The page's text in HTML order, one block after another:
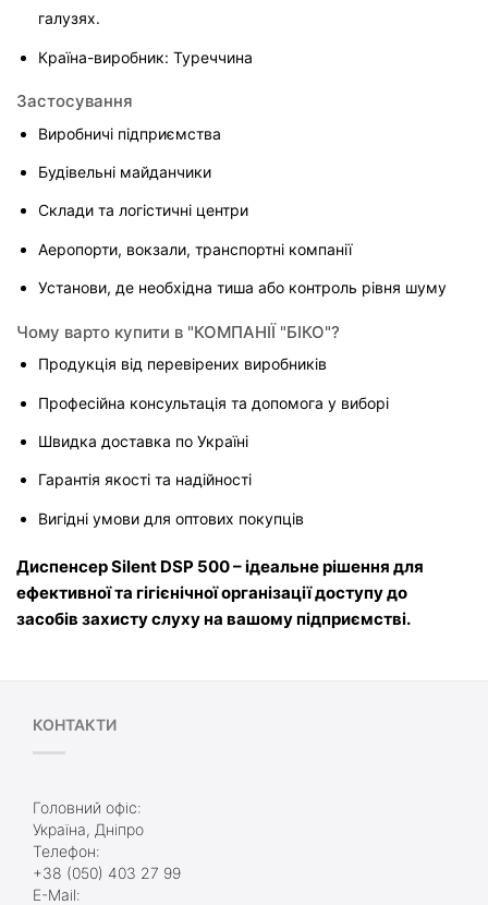
галузях.
Країна-виробник: Туреччина
Застосування
Виробничі підприємства
Будівельні майданчики
Склади та логістичні центри
Аеропорти, вокзали, транспортні компанії
Установи, де необхідна тиша або контроль рівня шуму
Чому варто купити в "КОМПАНІЇ "БІКО"?
Продукція від перевірених виробників
Професійна консультація та допомога у виборі
Швидка доставка по Україні
Гарантія якості та надійності
Вигідні умови для оптових покупців
Диспенсер Silent DSP 500 – ідеальне рішення для
ефективної та гігієнічної організації доступу до
засобів захисту слуху на вашому підприємстві.
КОНТАКТИ
Головний офіс:
Україна, Дніпро
Телефон:
+38 (050) 403 27 99
E-Mail: